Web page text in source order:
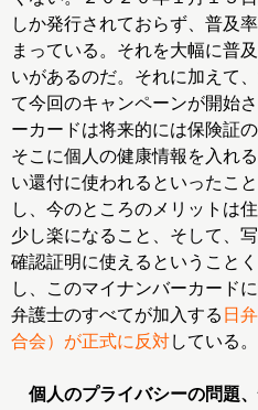
しか発行されておらず、普及
まっている。それを大幅に普
いがあるのだ。それに加えて
て今回のキャンペーンが開始
ーカードは将来的には保険証
そこに個人の健康情報を入れ
い還付に使われるといったこ
し、今のところのメリットは
少し楽になること、そして、
確認証明に使えるということ
し、このマイナンバーカード
弁護士のすべてが加入する 日
合会）が正式に反対している。
個人のプライバシーの問題